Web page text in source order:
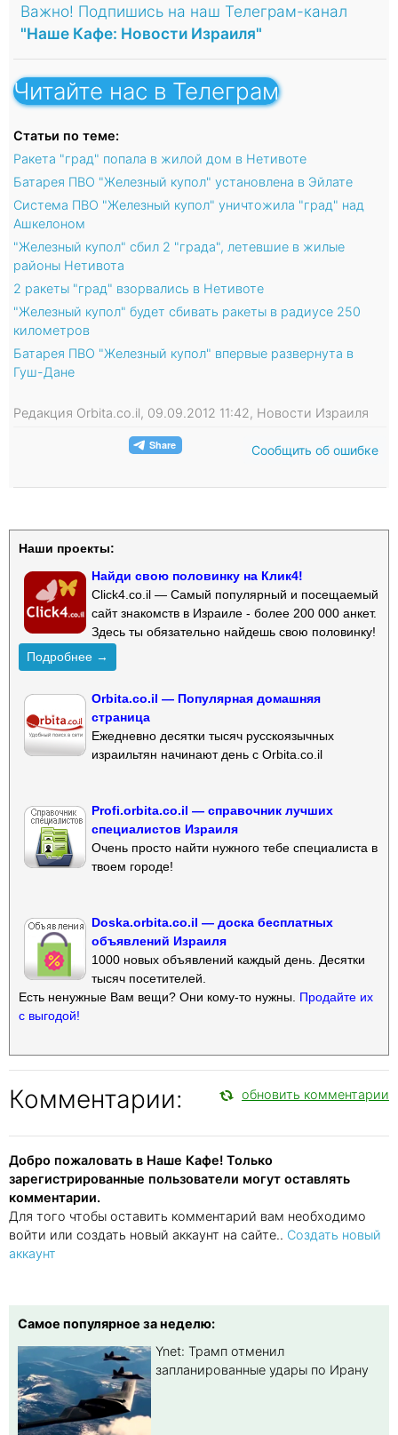
Важно! Подпишись на наш Телеграм-канал
"Наше Кафе: Новости Израиля"
Читайте нас в Телеграм
Статьи по теме:
Ракета "град" попала в жилой дом в Нетивоте
Батарея ПВО "Железный купол" установлена в Эйлате
Система ПВО "Железный купол" уничтожила "град" над
Ашкелоном
"Железный купол" сбил 2 "града", летевшие в жилые
районы Нетивота
2 ракеты "град" взорвались в Нетивоте
"Железный купол" будет сбивать ракеты в радиусе 250
километров
Батарея ПВО "Железный купол" впервые развернута в
Гуш-Дане
Редакция Orbita.co.il, 09.09.2012 11:42, Новости Израиля
Сообщить об ошибке
Наши проекты:
Найди свою половинку на Клик4!
Click4.co.il — Самый популярный и посещаемый
сайт знакомств в Израиле - более 200 000 анкет.
Здесь ты обязательно найдешь свою половинку!
Подробнее →
Orbita.co.il — Популярная домашняя
страница
Ежедневно десятки тысяч русскоязычных
израильтян начинают день с Orbita.co.il
Profi.orbita.co.il — справочник лучших
специалистов Израиля
Очень просто найти нужного тебе специалиста в
твоем городе!
Doska.orbita.co.il — доска бесплатных
объявлений Израиля
1000 новых объявлений каждый день. Десятки
тысяч посетителей.
Есть ненужные Вам вещи? Они кому-то нужны. Продайте их
с выгодой!
Комментарии: обновить комментарии
Добро пожаловать в Наше Кафе! Только
зарегистрированные пользователи могут оставлять
комментарии.
Для того чтобы оставить комментарий вам необходимо
войти или создать новый аккаунт на сайте.. Создать новый
аккаунт
Самое популярное за неделю:
Ynet: Трамп отменил
запланированные удары по Ирану